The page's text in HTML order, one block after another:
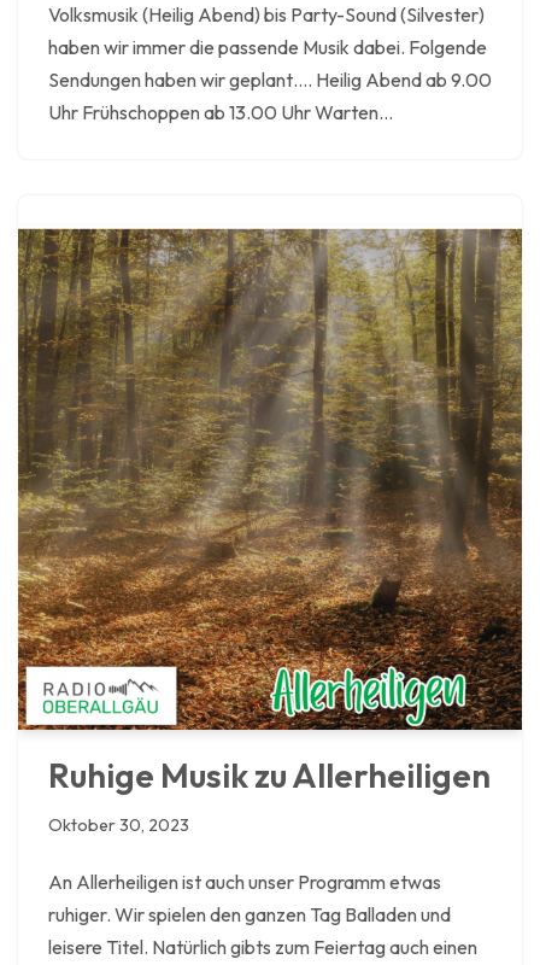
Volksmusik (Heilig Abend) bis Party-Sound (Silvester)
haben wir immer die passende Musik dabei. Folgende
Sendungen haben wir geplant…. Heilig Abend ab 9.00
Uhr Frühschoppen ab 13.00 Uhr Warten…
Ruhige Musik zu Allerheiligen
Oktober 30, 2023
An Allerheiligen ist auch unser Programm etwas
ruhiger. Wir spielen den ganzen Tag Balladen und
leisere Titel. Natürlich gibts zum Feiertag auch einen